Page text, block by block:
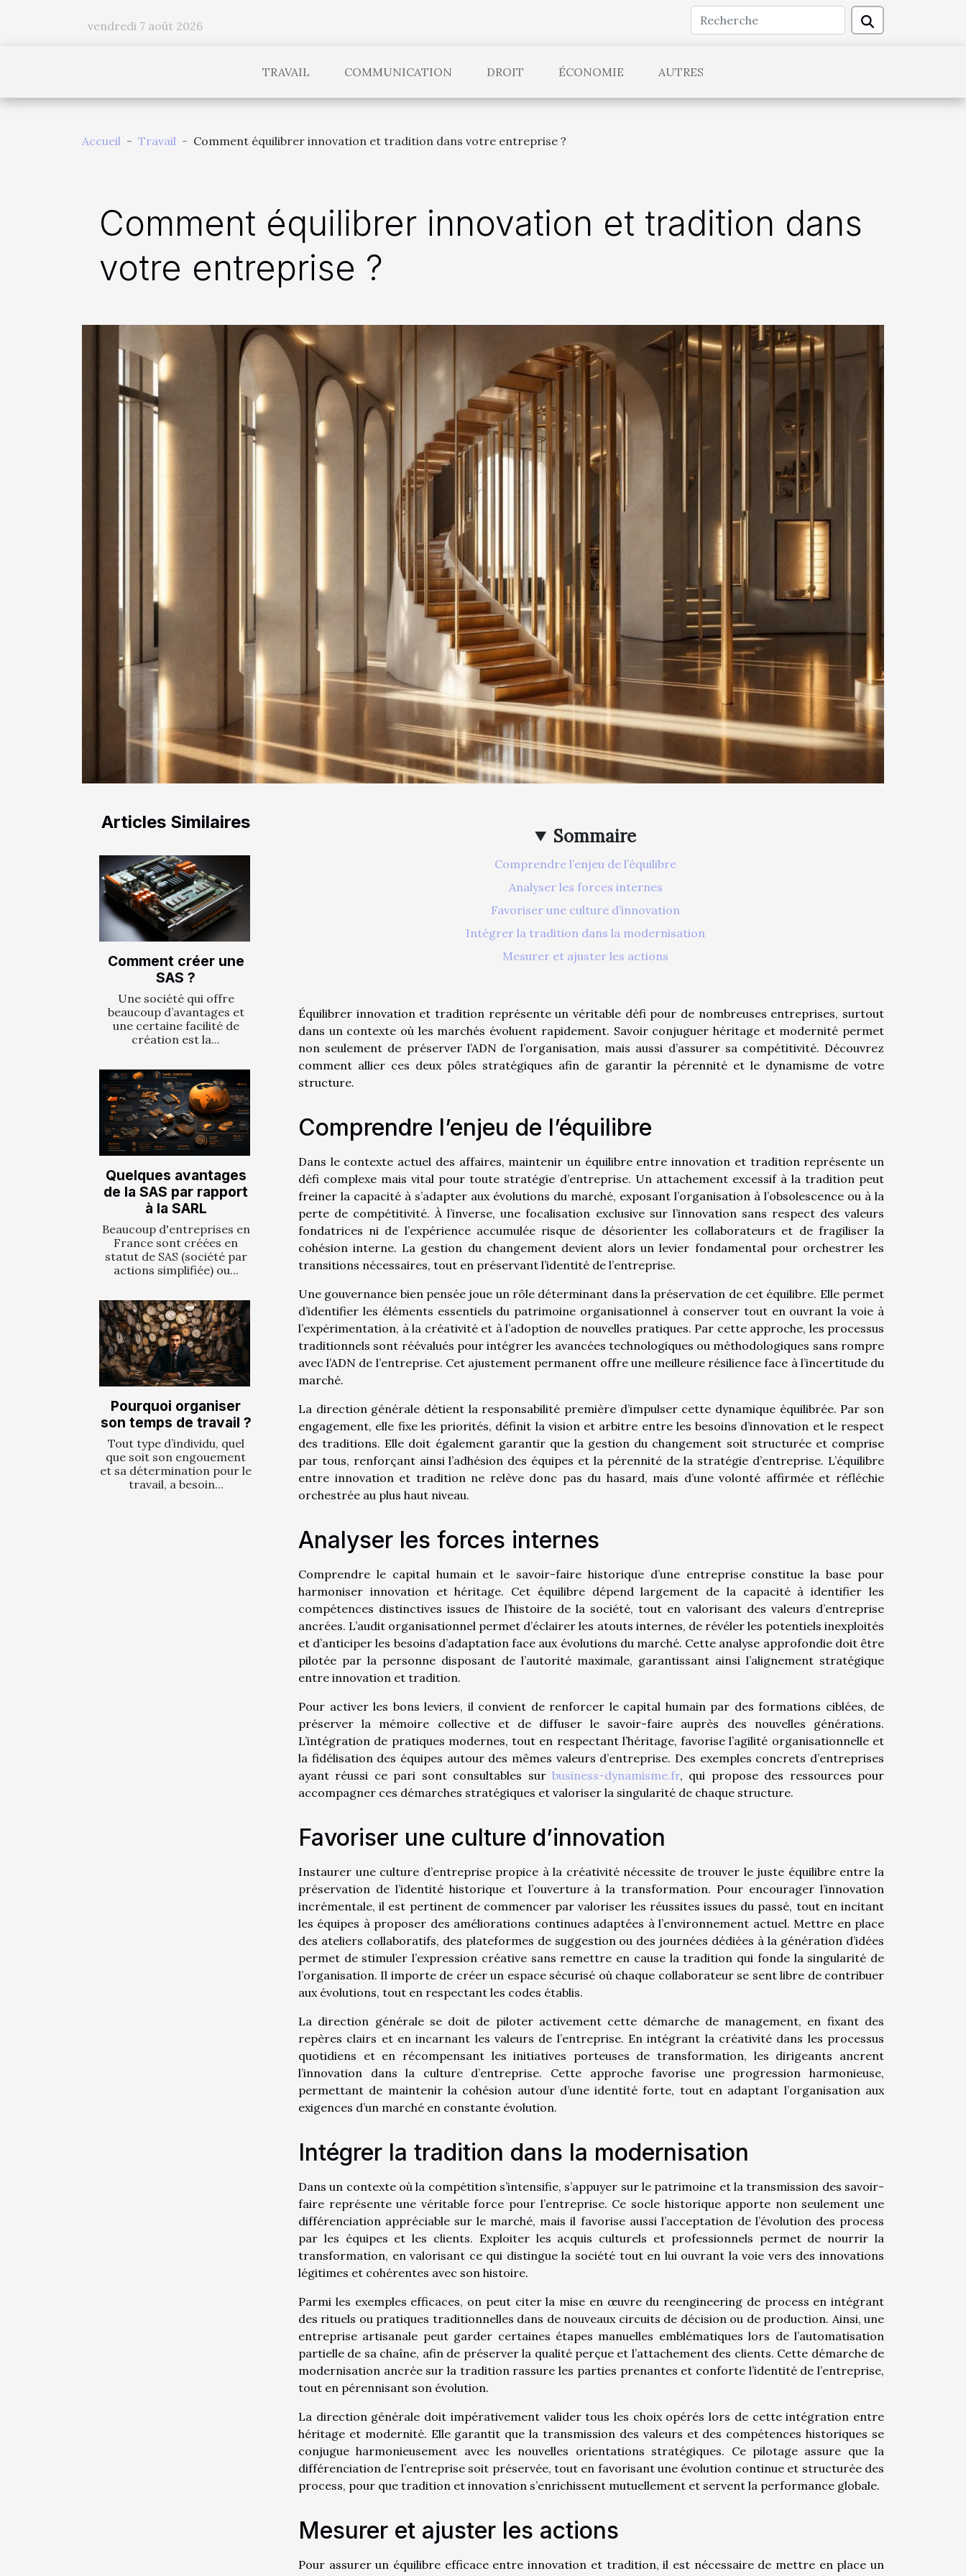
vendredi 7 août 2026
TRAVAIL COMMUNICATION DROIT ÉCONOMIE AUTRES
Accueil Travail Comment équilibrer innovation et tradition dans votre entreprise ?
Comment équilibrer innovation et tradition dans
votre entreprise ?
Articles Similaires
Comment créer une
SAS ?
Une société qui offre
beaucoup d’avantages et
une certaine facilité de
création est la...
Quelques avantages
de la SAS par rapport
à la SARL
Beaucoup d'entreprises en
France sont créées en
statut de SAS (société par
actions simplifiée) ou...
Pourquoi organiser
son temps de travail ?
Tout type d’individu, quel
que soit son engouement
et sa détermination pour le
travail, a besoin...
Sommaire
Comprendre l’enjeu de l’équilibre
Analyser les forces internes
Favoriser une culture d’innovation
Intégrer la tradition dans la modernisation
Mesurer et ajuster les actions
Équilibrer innovation et tradition représente un véritable défi pour de nombreuses entreprises, surtout
dans un contexte où les marchés évoluent rapidement. Savoir conjuguer héritage et modernité permet
non seulement de préserver l’ADN de l’organisation, mais aussi d’assurer sa compétitivité. Découvrez
comment allier ces deux pôles stratégiques afin de garantir la pérennité et le dynamisme de votre
structure.
Comprendre l’enjeu de l’équilibre
Dans le contexte actuel des affaires, maintenir un équilibre entre innovation et tradition représente un
défi complexe mais vital pour toute stratégie d’entreprise. Un attachement excessif à la tradition peut
freiner la capacité à s’adapter aux évolutions du marché, exposant l’organisation à l’obsolescence ou à la
perte de compétitivité. À l’inverse, une focalisation exclusive sur l’innovation sans respect des valeurs
fondatrices ni de l’expérience accumulée risque de désorienter les collaborateurs et de fragiliser la
cohésion interne. La gestion du changement devient alors un levier fondamental pour orchestrer les
transitions nécessaires, tout en préservant l’identité de l’entreprise.
Une gouvernance bien pensée joue un rôle déterminant dans la préservation de cet équilibre. Elle permet
d’identifier les éléments essentiels du patrimoine organisationnel à conserver tout en ouvrant la voie à
l’expérimentation, à la créativité et à l’adoption de nouvelles pratiques. Par cette approche, les processus
traditionnels sont réévalués pour intégrer les avancées technologiques ou méthodologiques sans rompre
avec l’ADN de l’entreprise. Cet ajustement permanent offre une meilleure résilience face à l’incertitude du
marché.
La direction générale détient la responsabilité première d’impulser cette dynamique équilibrée. Par son
engagement, elle fixe les priorités, définit la vision et arbitre entre les besoins d’innovation et le respect
des traditions. Elle doit également garantir que la gestion du changement soit structurée et comprise
par tous, renforçant ainsi l’adhésion des équipes et la pérennité de la stratégie d’entreprise. L’équilibre
entre innovation et tradition ne relève donc pas du hasard, mais d’une volonté affirmée et réfléchie
orchestrée au plus haut niveau.
Analyser les forces internes
Comprendre le capital humain et le savoir-faire historique d’une entreprise constitue la base pour
harmoniser innovation et héritage. Cet équilibre dépend largement de la capacité à identifier les
compétences distinctives issues de l’histoire de la société, tout en valorisant des valeurs d’entreprise
ancrées. L’audit organisationnel permet d’éclairer les atouts internes, de révéler les potentiels inexploités
et d’anticiper les besoins d’adaptation face aux évolutions du marché. Cette analyse approfondie doit être
pilotée par la personne disposant de l’autorité maximale, garantissant ainsi l’alignement stratégique
entre innovation et tradition.
Pour activer les bons leviers, il convient de renforcer le capital humain par des formations ciblées, de
préserver la mémoire collective et de diffuser le savoir-faire auprès des nouvelles générations.
L’intégration de pratiques modernes, tout en respectant l’héritage, favorise l’agilité organisationnelle et
la fidélisation des équipes autour des mêmes valeurs d’entreprise. Des exemples concrets d’entreprises
ayant réussi ce pari sont consultables sur business-dynamisme.fr, qui propose des ressources pour
accompagner ces démarches stratégiques et valoriser la singularité de chaque structure.
Favoriser une culture d’innovation
Instaurer une culture d’entreprise propice à la créativité nécessite de trouver le juste équilibre entre la
préservation de l’identité historique et l’ouverture à la transformation. Pour encourager l’innovation
incrémentale, il est pertinent de commencer par valoriser les réussites issues du passé, tout en incitant
les équipes à proposer des améliorations continues adaptées à l’environnement actuel. Mettre en place
des ateliers collaboratifs, des plateformes de suggestion ou des journées dédiées à la génération d’idées
permet de stimuler l’expression créative sans remettre en cause la tradition qui fonde la singularité de
l’organisation. Il importe de créer un espace sécurisé où chaque collaborateur se sent libre de contribuer
aux évolutions, tout en respectant les codes établis.
La direction générale se doit de piloter activement cette démarche de management, en fixant des
repères clairs et en incarnant les valeurs de l’entreprise. En intégrant la créativité dans les processus
quotidiens et en récompensant les initiatives porteuses de transformation, les dirigeants ancrent
l’innovation dans la culture d’entreprise. Cette approche favorise une progression harmonieuse,
permettant de maintenir la cohésion autour d’une identité forte, tout en adaptant l’organisation aux
exigences d’un marché en constante évolution.
Intégrer la tradition dans la modernisation
Dans un contexte où la compétition s’intensifie, s’appuyer sur le patrimoine et la transmission des savoir-
faire représente une véritable force pour l’entreprise. Ce socle historique apporte non seulement une
différenciation appréciable sur le marché, mais il favorise aussi l’acceptation de l’évolution des process
par les équipes et les clients. Exploiter les acquis culturels et professionnels permet de nourrir la
transformation, en valorisant ce qui distingue la société tout en lui ouvrant la voie vers des innovations
légitimes et cohérentes avec son histoire.
Parmi les exemples efficaces, on peut citer la mise en œuvre du reengineering de process en intégrant
des rituels ou pratiques traditionnelles dans de nouveaux circuits de décision ou de production. Ainsi, une
entreprise artisanale peut garder certaines étapes manuelles emblématiques lors de l’automatisation
partielle de sa chaîne, afin de préserver la qualité perçue et l’attachement des clients. Cette démarche de
modernisation ancrée sur la tradition rassure les parties prenantes et conforte l’identité de l’entreprise,
tout en pérennisant son évolution.
La direction générale doit impérativement valider tous les choix opérés lors de cette intégration entre
héritage et modernité. Elle garantit que la transmission des valeurs et des compétences historiques se
conjugue harmonieusement avec les nouvelles orientations stratégiques. Ce pilotage assure que la
différenciation de l’entreprise soit préservée, tout en favorisant une évolution continue et structurée des
process, pour que tradition et innovation s’enrichissent mutuellement et servent la performance globale.
Mesurer et ajuster les actions
Pour assurer un équilibre efficace entre innovation et tradition, il est nécessaire de mettre en place un